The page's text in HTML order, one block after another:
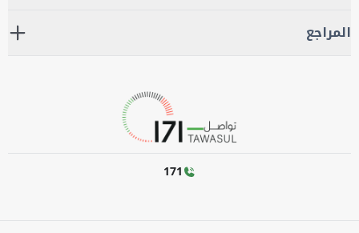
المراجع
171